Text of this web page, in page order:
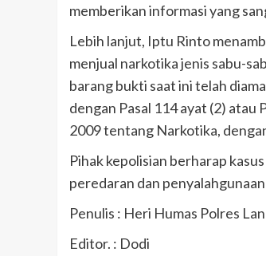
memberikan informasi yang
Lebih lanjut, Iptu Rinto
menjual narkotika jenis sabu-
barang bukti saat ini telah
dengan Pasal 114 ayat (2) atau
2009 tentang Narkotika,
Pihak kepolisian berharap
peredaran dan
Penulis : Heri Humas Polres
Editor. : Dodi